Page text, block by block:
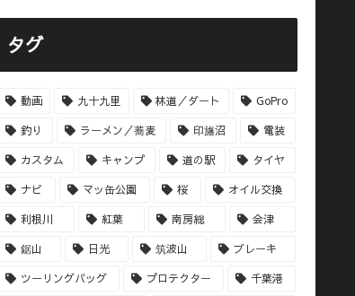
タグ
動画 九十九里 林道／ダート GoPro
釣り ラーメン／蕎麦 印旛沼 電装
カスタム キャンプ 道の駅 タイヤ
ナビ マッ缶公園 桜 オイル交換
利根川 紅葉 南房総 会津
鋸山 日光 筑波山 ブレーキ
ツーリングバッグ プロテクター 千葉港